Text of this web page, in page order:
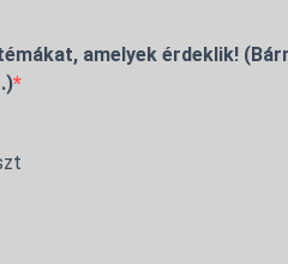
amelyek érdeklik!